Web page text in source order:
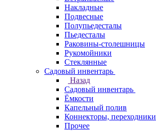
Накладные
Подвесные
Полупьедесталы
Пьедесталы
Раковины-столешницы
Рукомойники
Стеклянные
Садовый инвентарь
Назад
Садовый инвентарь
Ёмкости
Капельный полив
Коннекторы, переходники
Прочее